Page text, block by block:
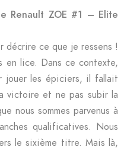
Renault ZOE #1 – Elite
décrire ce que je ressens !
lice. Dans ce contexte,
jouer les épiciers, il fallait
victoire et ne pas subir la
nous sommes parvenus à
qualificatives. Nous
le sixième titre. Mais là,